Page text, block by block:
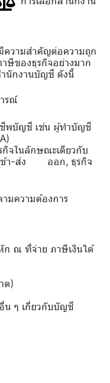
ความสำคัญต่อความถูก
ษีของธุรกิจอย่างมาก
นักงานบัญชี ดังนี้
รณ์
พบัญชี เช่น ผู้ทำบัญชี
จในลักษณะเดียวกับ
เข้า-ส่ง ออก, ธุรกิจ
มความต้องการ
ณ ที่จ่าย ภาษีเงินได้
ต)
ๆ เกี่ยวกับบัญชี